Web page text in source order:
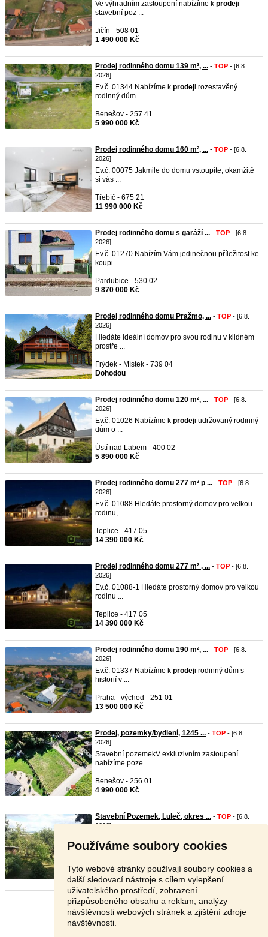
Používáme soubory cookies
Tyto webové stránky používají soubory cookies a
další sledovací nástroje s cílem vylepšení
uživatelského prostředí, zobrazení
přizpůsobeného obsahu a reklam, analýzy
návštěvnosti webových stránek a zjištění zdroje
návštěvnosti.
Ve výhradním zastoupení nabízíme k prodeji
stavební poz ...
Jičín - 508 01
1 490 000 Kč
Prodej rodinného domu 139 m², ... - TOP - [6.8.
2026]
Ev.č. 01344 Nabízíme k prodeji rozestavěný
rodinný dům ...
Benešov - 257 41
5 990 000 Kč
Prodej rodinného domu 160 m², ... - TOP - [6.8.
2026]
Ev.č. 00075 Jakmile do domu vstoupíte, okamžitě
si vás ...
Třebíč - 675 21
11 990 000 Kč
Prodej rodinného domu s garáží ... - TOP - [6.8.
2026]
Ev.č. 01270 Nabízím Vám jedinečnou příležitost ke
koupi ...
Pardubice - 530 02
9 870 000 Kč
Prodej rodinného domu Pražmo, ... - TOP - [6.8.
2026]
Hledáte ideální domov pro svou rodinu v klidném
prostře ...
Frýdek - Místek - 739 04
Dohodou
Prodej rodinného domu 120 m², ... - TOP - [6.8.
2026]
Ev.č. 01026 Nabízíme k prodeji udržovaný rodinný
dům o ...
Ústí nad Labem - 400 02
5 890 000 Kč
Prodej rodinného domu 277 m² p ... - TOP - [6.8.
2026]
Ev.č. 01088 Hledáte prostorný domov pro velkou
rodinu, ...
Teplice - 417 05
14 390 000 Kč
Prodej rodinného domu 277 m² , ... - TOP - [6.8.
2026]
Ev.č. 01088-1 Hledáte prostorný domov pro velkou
rodinu ...
Teplice - 417 05
14 390 000 Kč
Prodej rodinného domu 190 m², ... - TOP - [6.8.
2026]
Ev.č. 01337 Nabízíme k prodeji rodinný dům s
historií v ...
Praha - východ - 251 01
13 500 000 Kč
Prodej, pozemky/bydlení, 1245 ... - TOP - [6.8.
2026]
Stavební pozemekV exkluzivním zastoupení
nabízíme poze ...
Benešov - 256 01
4 990 000 Kč
Stavební Pozemek, Luleč, okres ... - TOP - [6.8.
2026]
které ...
Vyškov - 683 03
Dohodou
Stránka: 1 2 3 Další